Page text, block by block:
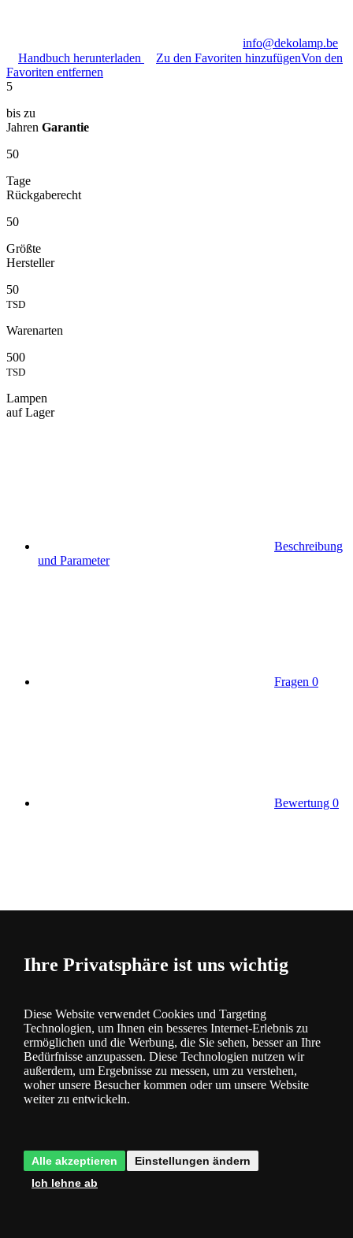
info@dekolamp.be
Handbuch herunterladen
Zu den Favoriten hinzufügenVon den
Favoriten entfernen
5
bis zu
Jahren Garantie
50
Tage
Rückgaberecht
50
Größte
Hersteller
50
TSD
Warenarten
500
TSD
Lampen
auf Lager
Beschreibung
und Parameter
Fragen 0
Bewertung 0
Produktbeschreibung
Leuchte im modernen Design
Leuchte mit G9-Sockel
Die interessante Einbauleuchte ist eine Kombination aus einem
langlebigen Metallkörper mit Chrom-Finish und flexiblen Armen,
die es ermöglichen, das Licht in die gewünschte Richtung zu
lenken. Die Leuchte macht einen schlichten, aber eleganten
3 Jahre Garantie- Sie haben 3 Jahre lang Garantie auf die
Beleuchtung
Ihre Privatsphäre ist uns wichtig
Diese Website verwendet Cookies und Targeting
Technologien, um Ihnen ein besseres Internet-Erlebnis zu
ermöglichen und die Werbung, die Sie sehen, besser an Ihre
Bedürfnisse anzupassen. Diese Technologien nutzen wir
außerdem, um Ergebnisse zu messen, um zu verstehen,
woher unsere Besucher kommen oder um unsere Website
weiter zu entwickeln.
Alle akzeptieren
Einstellungen ändern
Ich lehne ab